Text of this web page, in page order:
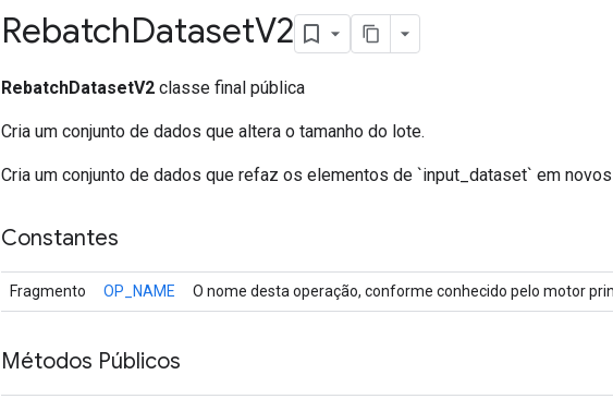
RebatchDatasetV2
RebatchDatasetV2 classe final pública
Cria um conjunto de dados que altera o tamanho do lote.
Cria um conjunto de dados que refaz os elementos de `input_dataset` em
Constantes
Fragmento OP_NAME O nome desta operação, conforme conhecido pelo motor
Métodos Públicos